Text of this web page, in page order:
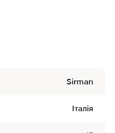
Sirman
Італія